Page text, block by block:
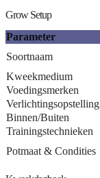
Grow Setup
Parameter
Soortnaam
Kweekmedium
Voedingsmerken
Verlichtingsopstelling
Binnen/Buiten
Trainingstechnieken
Potmaat & Condities